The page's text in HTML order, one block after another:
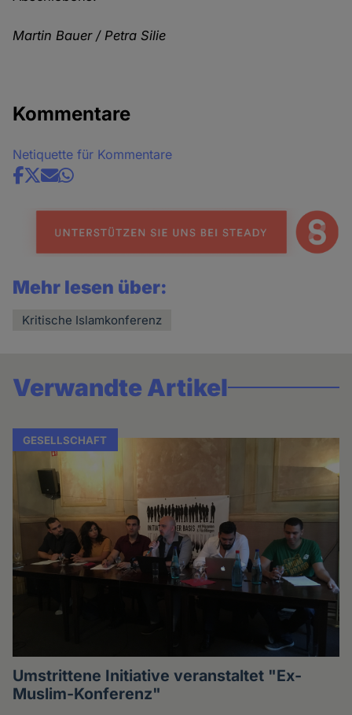
Martin Bauer / Petra Silie
Kommentare
Netiquette für Kommentare
Share
news
Mehr lesen über:
Kritische Islamkonferenz
Verwandte Artikel
GESELLSCHAFT
Umstrittene Initiative veranstaltet "Ex-
Muslim-Konferenz"